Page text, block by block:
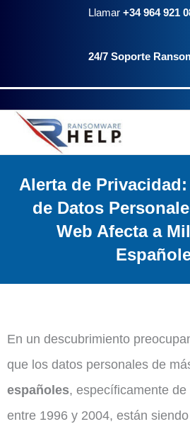
Llamar +34 964 921
24/7 Soporte
Alerta de
de Datos
Web Afecta a
En un descubrimiento
que los datos personales de
españoles, específicamente
entre 1996 y 2004, están